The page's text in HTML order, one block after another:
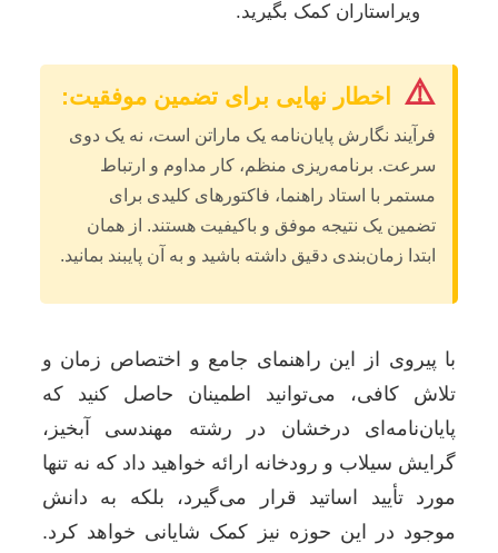
ویراستاران کمک بگیرید.
⚠️ اخطار نهایی برای تضمین موفقیت:
فرآیند نگارش پایان‌نامه یک ماراتن است، نه یک دوی
سرعت. برنامه‌ریزی منظم، کار مداوم و ارتباط
مستمر با استاد راهنما، فاکتورهای کلیدی برای
تضمین یک نتیجه موفق و باکیفیت هستند. از همان
ابتدا زمان‌بندی دقیق داشته باشید و به آن پایبند بمانید.
با پیروی از این راهنمای جامع و اختصاص زمان و
تلاش کافی، می‌توانید اطمینان حاصل کنید که
پایان‌نامه‌ای درخشان در رشته مهندسی آبخیز،
گرایش سیلاب و رودخانه ارائه خواهید داد که نه تنها
مورد تأیید اساتید قرار می‌گیرد، بلکه به دانش
موجود در این حوزه نیز کمک شایانی خواهد کرد.